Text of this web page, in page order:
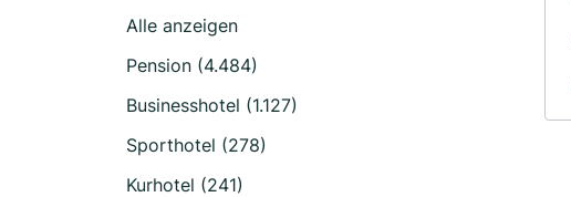
Alle anzeigen
Pension (4.484)
Businesshotel (1.127)
Sporthotel (278)
Kurhotel (241)